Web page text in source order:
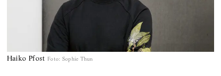
Haiko Pfost Foto: Sophie Thun